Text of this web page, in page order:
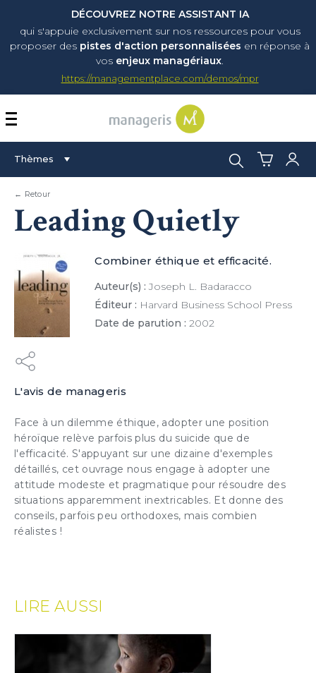
DÉCOUVREZ NOTRE ASSISTANT IA
qui s'appuie exclusivement sur nos ressources pour vous
proposer des pistes d'action personnalisées en réponse à
vos enjeux managériaux.
https://managementplace.com/demos/mpr
AFFICHER OU
Thèmes Rechercher :
← Retour
Leading Quietly
Combiner éthique et efficacité.
Auteur(s) : Joseph L. Badaracco
Éditeur : Harvard Business School Press
Date de parution : 2002
L'avis de manageris
Face à un dilemme éthique, adopter une position
héroïque relève parfois plus du suicide que de
l'efficacité. S'appuyant sur une dizaine d'exemples
détaillés, cet ouvrage nous engage à adopter une
attitude modeste et pragmatique pour résoudre des
situations apparemment inextricables. Et donne des
conseils, parfois peu orthodoxes, mais combien
réalistes !
LIRE AUSSI
ESSAI GRATUIT
Découvrez gratuitement et sans engagement
nos contenus et notre solution d’aide à l’action
ordinateur, ni l'affecter d'aucune façon, vous pourrez les supprimer à
tout moment dans les options de votre navigateur.